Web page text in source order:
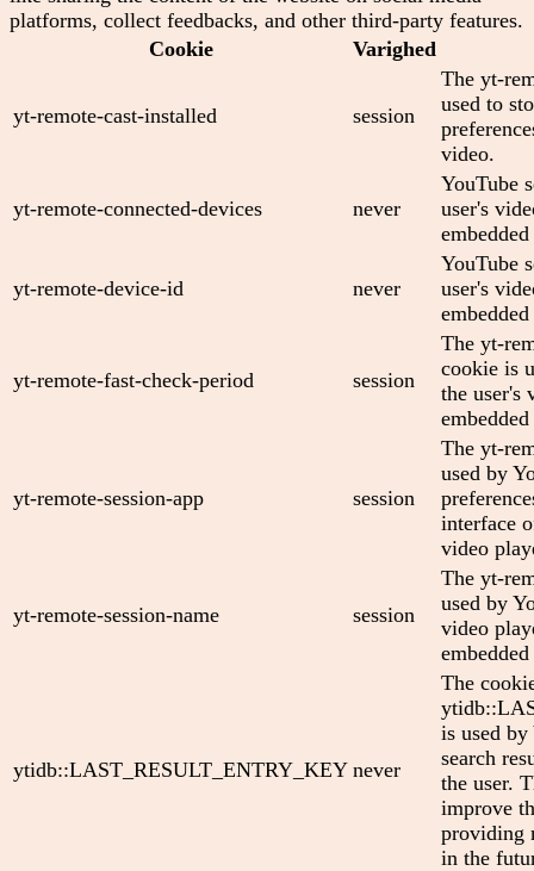
platforms, collect feedbacks, and other third-party features.
Cookie
Varighed
yt-remote-cast-installed session
The yt-
used to
video.
yt-remote-connected-devices never
YouTube
user's
yt-remote-device-id never
YouTube
user's
yt-remote-fast-check-period session
The yt-
cookie is
the user's
yt-remote-session-app session
The yt-
used by
interface
video
yt-remote-session-name session
The yt-
used by
video
ytidb::LAST_RESULT_ENTRY_KEY never
The
is used by
search
the user.
improve
providing
in the